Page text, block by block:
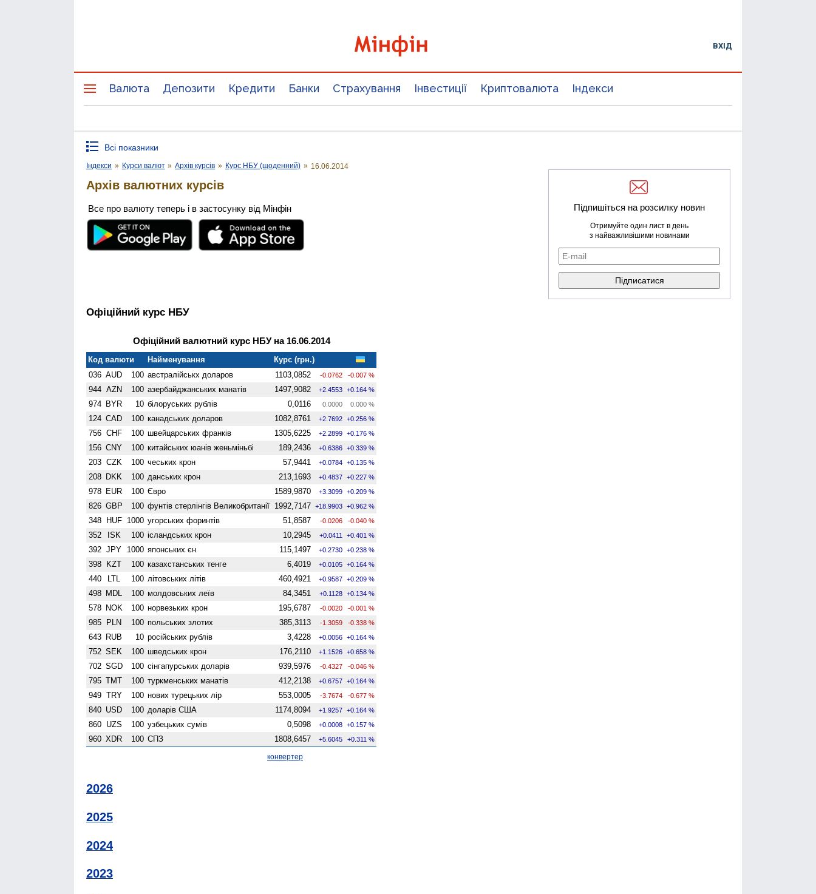
ВХІД
Валюта Депозити Кредити Банки Страхування Інвестиції Криптовалюта Індекси
Всі показники
Індекси » Курси валют » Архів курсів » Курс НБУ (щоденний) » 16.06.2014
Архів валютних курсів
Все про валюту теперь і в застосунку від Мінфін
Офіційний курс НБУ
Офіційний валютний курс НБУ на 16.06.2014
Код валюти Найменування
Курс (грн.)
036 AUD 100 австралійськх доларов 1103,0852 -0.0762 -0.007 %
944 AZN 100 азербайджанських манатів 1497,9082 +2.4553 +0.164 %
974 BYR 10 білоруських рублів 0,0116 0.0000 0.000 %
124 CAD 100 канадських доларов 1082,8761 +2.7692 +0.256 %
756 CHF 100 швейцарських франків 1305,6225 +2.2899 +0.176 %
156 CNY 100 китайських юанів женьмiньбi 189,2436 +0.6386 +0.339 %
203 CZK 100 чеських крон 57,9441 +0.0784 +0.135 %
208 DKK 100 данських крон 213,1693 +0.4837 +0.227 %
978 EUR 100 Євро 1589,9870 +3.3099 +0.209 %
826 GBP 100 фунтів стерлінгів Велико­британії 1992,7147 +18.9903 +0.962 %
348 HUF 1000 угорських форинтів 51,8587 -0.0206 -0.040 %
352 ISK 100 ісландських крон 10,2945 +0.0411 +0.401 %
392 JPY 1000 японських єн 115,1497 +0.2730 +0.238 %
398 KZT 100 казахстанських тенге 6,4019 +0.0105 +0.164 %
440 LTL 100 літовських літів 460,4921 +0.9587 +0.209 %
498 MDL 100 молдовських леїв 84,3451 +0.1128 +0.134 %
578 NOK 100 норвезьких крон 195,6787 -0.0020 -0.001 %
985 PLN 100 польських злотих 385,3113 -1.3059 -0.338 %
643 RUB 10 російських рублів 3,4228 +0.0056 +0.164 %
752 SEK 100 шведських крон 176,2110 +1.1526 +0.658 %
702 SGD 100 сінгапурських доларів 939,5976 -0.4327 -0.046 %
795 TMT 100 туркменських манатів 412,2138 +0.6757 +0.164 %
949 TRY 100 нових турецьких лір 553,0005 -3.7674 -0.677 %
840 USD 100 доларів США 1174,8094 +1.9257 +0.164 %
860 UZS 100 узбецьких сумів 0,5098 +0.0008 +0.157 %
960 XDR 100 СПЗ 1808,6457 +5.6045 +0.311 %
конвертер
2026
2025
2024
2023
Підпишіться на розсилку новин
Отримуйте один лист в день
з найважливішими новинами